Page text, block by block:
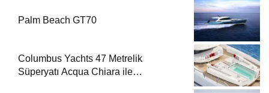
Palm Beach GT70
Columbus Yachts 47 Metrelik
Süperyatı Acqua Chiara ile